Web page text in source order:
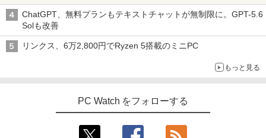
コカ・コーラ やかんの麦茶 from 爽健美茶 ラ
￥2,009
版ビッグガンガンコミックス)
soft Office付き Windows11 東芝 dyna
book G83 中古 PC パソコン ノートPC S
ック
ノートパソコン 14インチ 新品 Windows
11 Pro Office搭載 日本語キーボード メ
モリ 8GB SSD 128GB 256GB 512GB 1
TB Webカメラ WiFi Bluetooth 選べる
類】タッチ/ケース付き/4Kタイプ
11.6インモバイルモニターIPS小型ディス
蔵Rasp PI5 /PC/Macなど対応ポータブル
ディスプレイ (ブラック, 11.6)
全国高校野球選手権神奈川大会 [ 神奈川
新聞社 ]
￥2,200
￥792
ChatGPT、無料プランもテキストチャットが無制限に。GPT-5.6
Solも改善
リンクス、6万2,800円でRyzen 5搭載のミニPC
もっと見る
PC Watch をフォローする